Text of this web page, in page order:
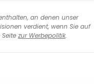
an denen unser
verdient, wenn Sie auf
zur Werbepolitik.